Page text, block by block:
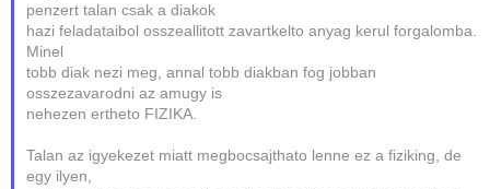
penzert talan csak a diakok
hazi feladataibol osszeallitott zavartkelto anyag kerul forgalomba.
Minel
tobb diak nezi meg, annal tobb diakban fog jobban
osszezavarodni az amugy is
nehezen ertheto FIZIKA.
Talan az igyekezet miatt megbocsajthato lenne ez a fiziking, de
egy ilyen,